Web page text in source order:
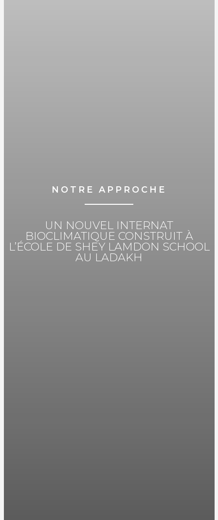
NOTRE APPROCHE
UN NOUVEL INTERNAT
BIOCLIMATIQUE CONSTRUIT À
L’ÉCOLE DE SHEY LAMDON SCHOOL
AU LADAKH